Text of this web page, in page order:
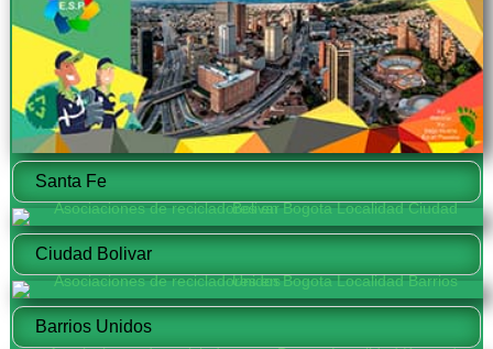
Santa Fe
Ciudad Bolivar
Barrios Unidos